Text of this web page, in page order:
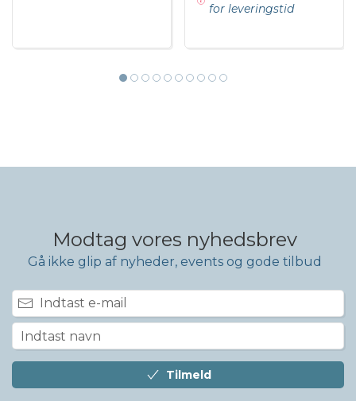
for leveringstid
Modtag vores nyhedsbrev
Gå ikke glip af nyheder, events og gode tilbud
Tilmeld